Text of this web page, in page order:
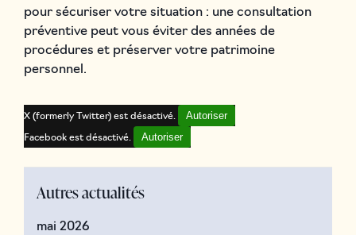
pour sécuriser votre situation : une consultation
préventive peut vous éviter des années de
procédures et préserver votre patrimoine
personnel.
X (formerly Twitter) est désactivé. Autoriser
Facebook est désactivé. Autoriser
Autres actualités
mai 2026